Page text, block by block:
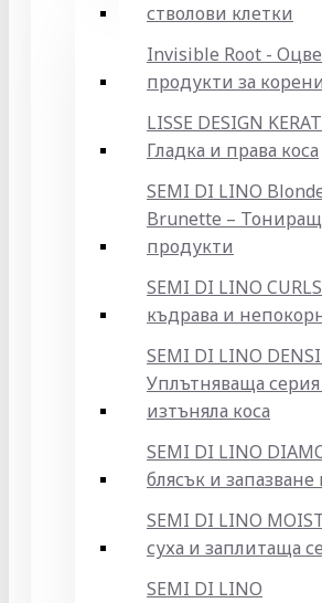
стволови клетки
Invisible Root -
продукти за корени
LISSE DESIGN
Гладка и права коса
SEMI DI LINO
Brunette –
продукти
SEMI DI LINO
къдрава и
SEMI DI LINO
Уплътняваща серия
изтъняла коса
SEMI DI LINO
блясък и запазване
SEMI DI LINO
суха и заплитаща
SEMI DI LINO